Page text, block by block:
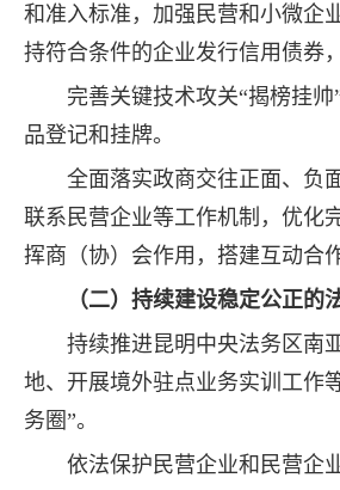
和准入标准，加强民营和小微企
持符合条件的企业发行信用债券
完善关键技术攻关“揭榜挂
品登记和挂牌。
全面落实政商交往正面、负
联系民营企业等工作机制，优化
挥商（协）会作用，搭建互动合
（二）持续建设稳定公正的
持续推进昆明中央法务区南
地、开展境外驻点业务实训工作
务圈”。
依法保护民营企业和民营企